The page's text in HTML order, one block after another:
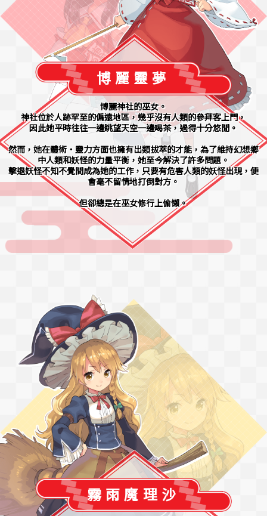
博麗靈夢
博麗神社的巫女。
神社位於人跡罕至的偏遠地區，幾乎沒有人類的參拜客上門，
因此她平時往往一邊眺望天空一邊喝茶，過得十分悠閒。
然而，她在體術・靈力方面也擁有出類拔萃的才能，為了維持幻想鄉
中人類和妖怪的力量平衡，她至今解決了許多問題。
擊退妖怪不知不覺間成為她的工作，只要有危害人類的妖怪出現，便
會毫不留情地打倒對方。
但卻總是在巫女修行上偷懶。
霧雨魔理沙